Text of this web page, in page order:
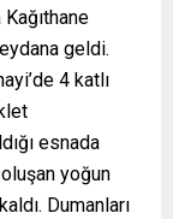
geldi.
4 katlı
esnada
yoğun
Dumanları